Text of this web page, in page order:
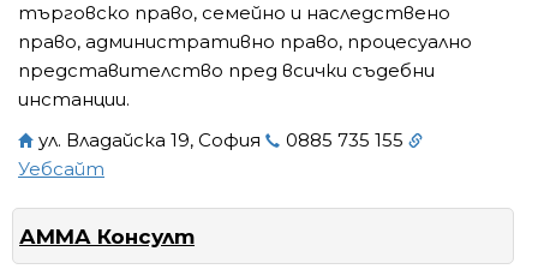
търговско право, семейно и наследствено
право, административно право, процесуално
представителство пред всички съдебни
инстанции.
ул. Владайска 19, София
0885 735 155
Уебсайт
АММА Консулт